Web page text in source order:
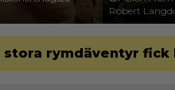
Robert
stora rymdäventyr